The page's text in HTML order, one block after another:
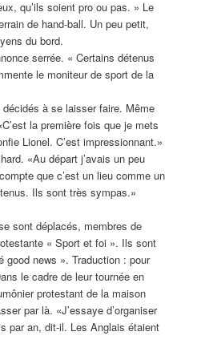
qu’ils soient pro ou pas. » Le
de hand-ball. Un peu petit,
du bord.
serrée. « Certains détenus
le moniteur de sport de la
à se laisser faire. Même
la première fois que je mets
Lionel. C’est impressionnant.»
«Au départ j’avais un peu
que c’est un lieu comme un
Ils sont très sympas.»
sont déplacés, membres de
« Sport et foi ». Ils sont
good news ». Traduction : pour
le cadre de leur tournée en
protestant de la maison
par là. «J’essaye d’organiser
par an, dit-il. Les Anglais étaient